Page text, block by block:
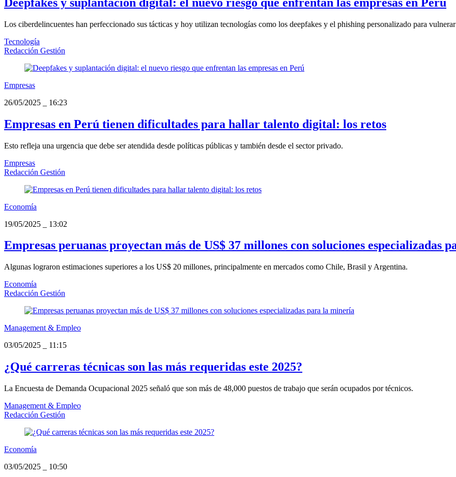
Los ciberdelincuentes han perfeccionado sus tácticas y hoy utilizan tecnologías como los deepfakes y el phishing personalizado para
Tecnología
Redacción Gestión
Empresas
26/05/2025
16:23
Empresas en Perú tienen dificultades para hallar talento digital: los retos
Esto refleja una urgencia que debe ser atendida desde políticas públicas y también desde el sector privado.
Empresas
Redacción Gestión
Economía
19/05/2025
13:02
Empresas peruanas proyectan más de US$ 37 millones con soluciones especializadas
Algunas lograron estimaciones superiores a los US$ 20 millones, principalmente en mercados como Chile, Brasil y Argentina.
Economía
Redacción Gestión
Management & Empleo
03/05/2025
11:15
¿Qué carreras técnicas son las más requeridas este 2025?
La Encuesta de Demanda Ocupacional 2025 señaló que son más de 48,000 puestos de trabajo que serán ocupados por técnicos.
Management & Empleo
Redacción Gestión
Economía
03/05/2025
10:50